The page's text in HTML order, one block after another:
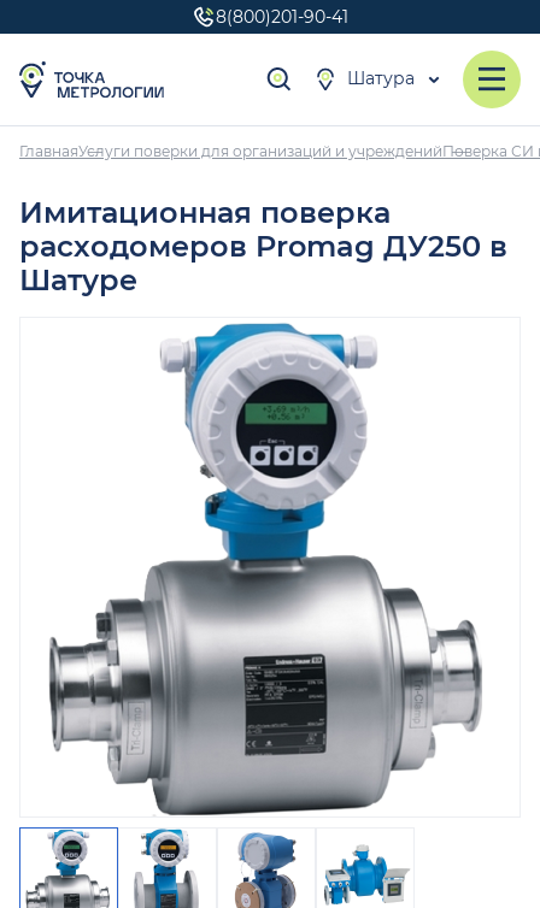
8(800)201-90-41
Шатура
ГлавнаяУслуги поверки для организаций и учрежденийПоверка СИ
Имитационная поверка
расходомеров Promag ДУ250 в
Шатуре